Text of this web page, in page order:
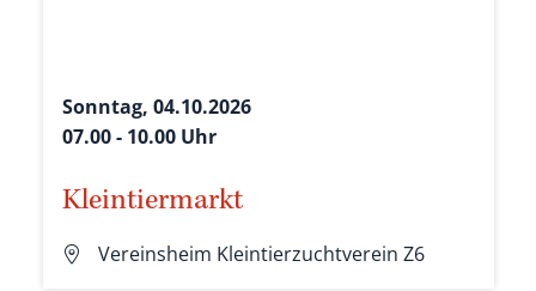
Sonntag, 04.10.2026
07.00 - 10.00 Uhr
Kleintiermarkt
Vereinsheim Kleintierzuchtverein Z6